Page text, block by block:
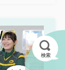
検索